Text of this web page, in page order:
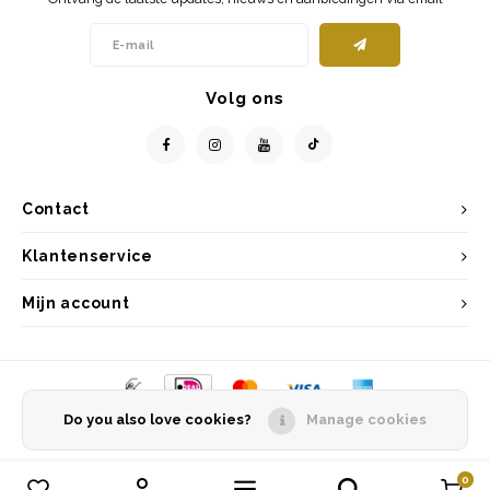
0
Contact
Volg ons
Klantenservice
Mijn account
© Copyright 2026 Entrepôt Holland - Powered byLightspeed- Theme by
Vergelijk producten 0
Do you also love cookies? Manage cookies